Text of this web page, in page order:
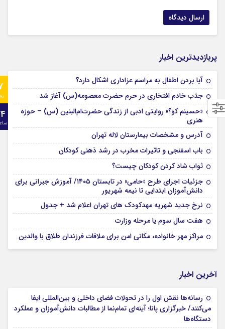
پربازدیدترین اخبار
آیا بردن اطفال به مراسم عزادارى اشکال دارد؟
جذب خادم افتخاری در حرم حضرت معصومه(س) آغاز شد
«حسینم کو؟» روایتی ادبی از زندگی حضرت‌ام‌البنین (س) – حوزه
هنری
آدرس و مشخصات بیمارستان لاله تهران
باب اسفنجی و تاثیرات مخرب در رشد ذهنی کودکان
ثواب شاد کردن کودکان چیست؟
جزئیات اجرای طرح «حامی» در تابستان ۱۴۰۵/ آموزش جبرانی برای
دانش‌آموزان ابتدایی تا نیمه شهریور
نرخ جدید شهریه مهدکودک های تهران اعلام شد + جدول
هفت سال سوم یا مرحله وزارت
مراکز مهر خانواده، مکانی امن برای ملاقات فرزندان طلاق با والدین
آخرین اخبار
رسانه‌ها نقش اول را در تحولات فضای داخلی و بین‌المللی ایفا
می‌کنند/ خبرگزاری پانا؛ آینه‌ای تمام‌نما از مطالبات دانش‌آموزان و عملکرد
دستگاه‌ها